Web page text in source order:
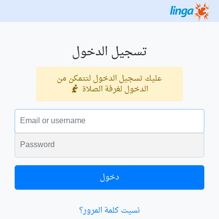
تسجيل الدخول
عليك تسجيل الدخول لتتمكن من
الدخول لغرفة الصلاة
البريد الالكتروني
الكلمة السرية
دخول
نسيت كلمة المرور؟